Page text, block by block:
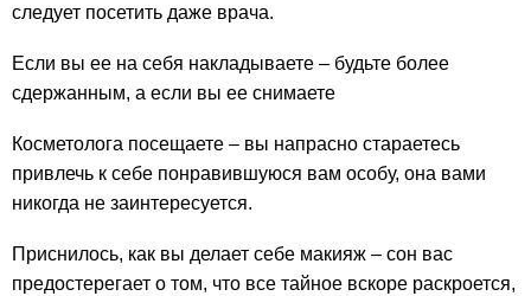
следует посетить даже врача.
Если вы ее на себя накладываете – будьте более
сдержанным, а если вы ее снимаете
Косметолога посещаете – вы напрасно стараетесь
привлечь к себе понравившуюся вам особу, она вами
никогда не заинтересуется.
Приснилось, как вы делает себе макияж – сон вас
предостерегает о том, что все тайное вскоре раскроется,